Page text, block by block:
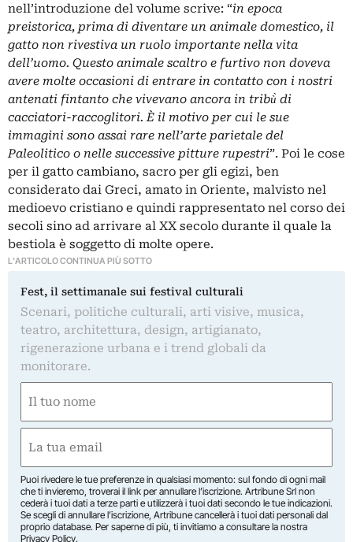
nell’introduzione del volume scrive: “in epoca
preistorica, prima di diventare un animale domestico, il
gatto non rivestiva un ruolo importante nella vita
dell’uomo. Questo animale scaltro e furtivo non doveva
avere molte occasioni di entrare in contatto con i nostri
antenati fintanto che vivevano ancora in tribù̀ di
cacciatori-raccoglitori. È il motivo per cui le sue
immagini sono assai rare nell’arte parietale del
Paleolitico o nelle successive pitture rupestri”. Poi le cose
per il gatto cambiano, sacro per gli egizi, ben
considerato dai Greci, amato in Oriente, malvisto nel
medioevo cristiano e quindi rappresentato nel corso dei
secoli sino ad arrivare al XX secolo durante il quale la
bestiola è soggetto di molte opere.
L'ARTICOLO CONTINUA PIÙ SOTTO
Fest, il settimanale sui festival culturali
Scenari, politiche culturali, arti visive, musica,
teatro, architettura, design, artigianato,
rigenerazione urbana e i trend globali da
monitorare.
(Required)
First
(Required)
Puoi rivedere le tue preferenze in qualsiasi momento: sul fondo di ogni mail
che ti invieremo, troverai il link per annullare l’iscrizione. Artribune Srl non
cederà i tuoi dati a terze parti e utilizzerà i tuoi dati secondo le tue indicazioni.
Se scegli di annullare l’iscrizione, Artribune cancellerà i tuoi dati personali dal
proprio database. Per saperne di più, ti invitiamo a consultare la nostra
Privacy Policy.